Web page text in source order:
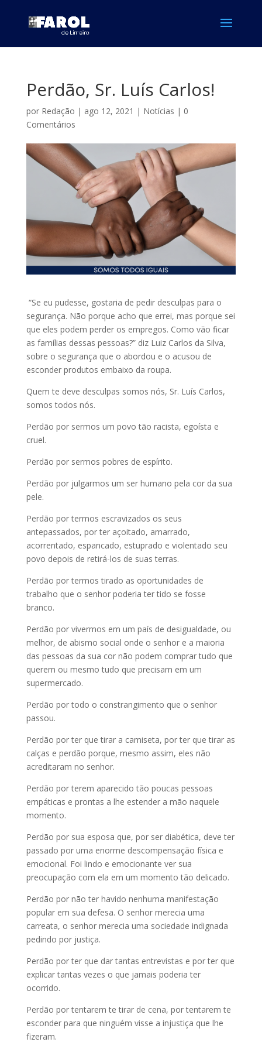
Perdão, Sr. Luís Carlos!
por Redação | ago 12, 2021 | Notícias | 0
Comentários
“Se eu pudesse, gostaria de pedir desculpas para o
segurança. Não porque acho que errei, mas porque sei
que eles podem perder os empregos. Como vão ficar
as famílias dessas pessoas?” diz Luiz Carlos da Silva,
sobre o segurança que o abordou e o acusou de
esconder produtos embaixo da roupa.
Quem te deve desculpas somos nós, Sr. Luís Carlos,
somos todos nós.
Perdão por sermos um povo tão racista, egoísta e
cruel.
Perdão por sermos pobres de espírito.
Perdão por julgarmos um ser humano pela cor da sua
pele.
Perdão por termos escravizados os seus
antepassados, por ter açoitado, amarrado,
acorrentado, espancado, estuprado e violentado seu
povo depois de retirá-los de suas terras.
Perdão por termos tirado as oportunidades de
trabalho que o senhor poderia ter tido se fosse
branco.
Perdão por vivermos em um país de desigualdade, ou
melhor, de abismo social onde o senhor e a maioria
das pessoas da sua cor não podem comprar tudo que
querem ou mesmo tudo que precisam em um
supermercado.
Perdão por todo o constrangimento que o senhor
passou.
Perdão por ter que tirar a camiseta, por ter que tirar as
calças e perdão porque, mesmo assim, eles não
acreditaram no senhor.
Perdão por terem aparecido tão poucas pessoas
empáticas e prontas a lhe estender a mão naquele
momento.
Perdão por sua esposa que, por ser diabética, deve ter
passado por uma enorme descompensação física e
emocional. Foi lindo e emocionante ver sua
preocupação com ela em um momento tão delicado.
Perdão por não ter havido nenhuma manifestação
popular em sua defesa. O senhor merecia uma
carreata, o senhor merecia uma sociedade indignada
pedindo por justiça.
Perdão por ter que dar tantas entrevistas e por ter que
explicar tantas vezes o que jamais poderia ter
ocorrido.
Perdão por tentarem te tirar de cena, por tentarem te
esconder para que ninguém visse a injustiça que lhe
fizeram.